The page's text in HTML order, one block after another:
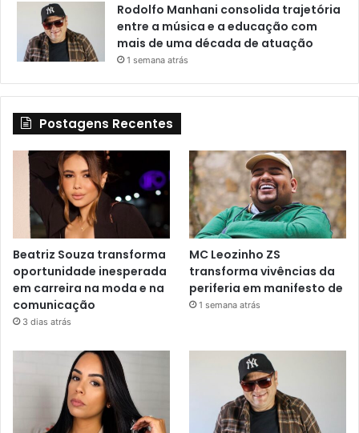
Rodolfo Manhani consolida trajetória
entre a música e a educação com
mais de uma década de atuação
1 semana atrás
Postagens Recentes
Beatriz Souza transforma
oportunidade inesperada
em carreira na moda e na
comunicação
3 dias atrás
MC Leozinho ZS
transforma vivências da
periferia em manifesto de
1 semana atrás